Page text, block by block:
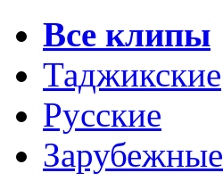
Все клипы
Таджикские
Русские
Зарубежные